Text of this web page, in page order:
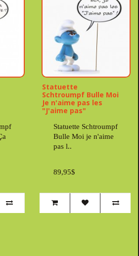
Statuette
Schtroumpf Bulle Moi
Je n'aime pas les
"J'aime pas"
Statuette Schtroumpf
Bulle Moi je n'aime
pas l..
89,95$